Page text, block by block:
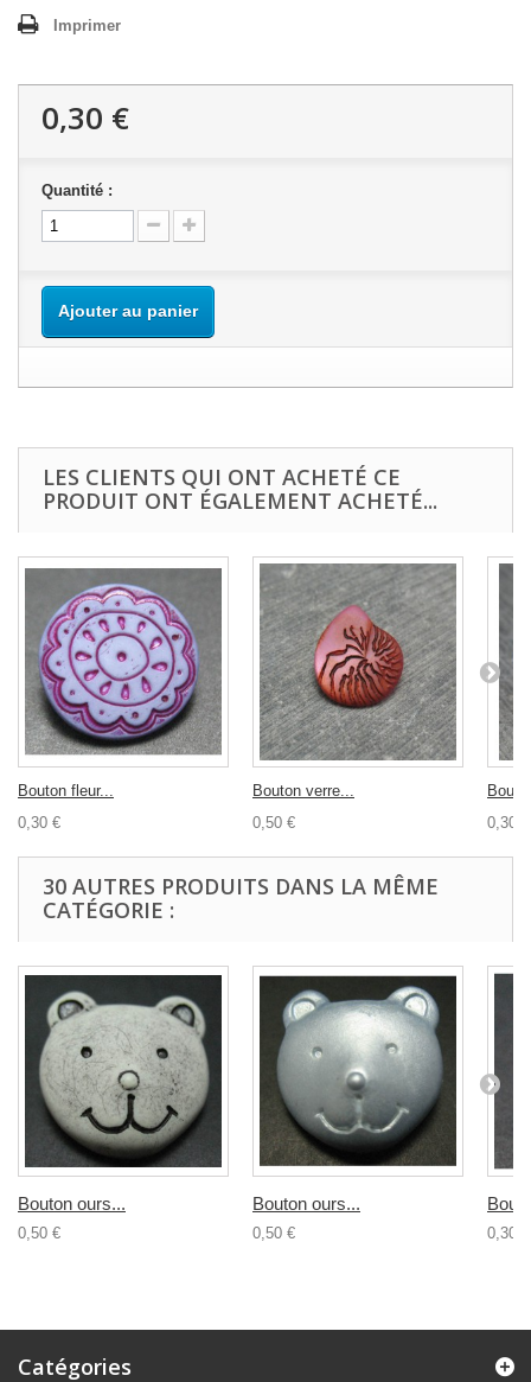
Imprimer
0,30 €
Quantité :
Ajouter au panier
LES CLIENTS QUI ONT ACHETÉ CE
PRODUIT ONT ÉGALEMENT ACHETÉ...
Bouton fleur...
0,30 €
Bouton verre...
0,50 €
0,30 €
30 AUTRES PRODUITS DANS LA MÊME
CATÉGORIE :
Bouton ours...
0,50 €
Bouton ours...
0,50 € 0,30 €
Catégories